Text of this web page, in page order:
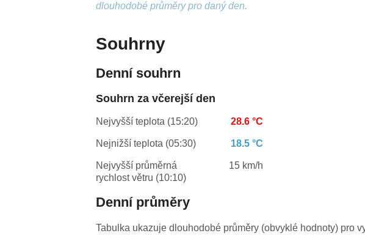
dlouhodobé průměry pro daný den.
Souhrny
Denní souhrn
Souhrn za včerejší den
Nejvyšší teplota (15:20) 28.6 °C
Nejnižší teplota (05:30) 18.5 °C
Nejvyšší průměrná
rychlost větru (10:10)
15 km/h
Denní průměry
Tabulka ukazuje dlouhodobé průměry (obvyklé hodnoty) pro